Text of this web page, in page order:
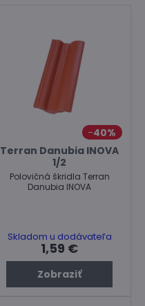
40%
Terran Danubia INOVA
1/2
Polovičná škridla Terran
Danubia INOVA
Skladom u dodávateľa
1,59 €
Zobraziť